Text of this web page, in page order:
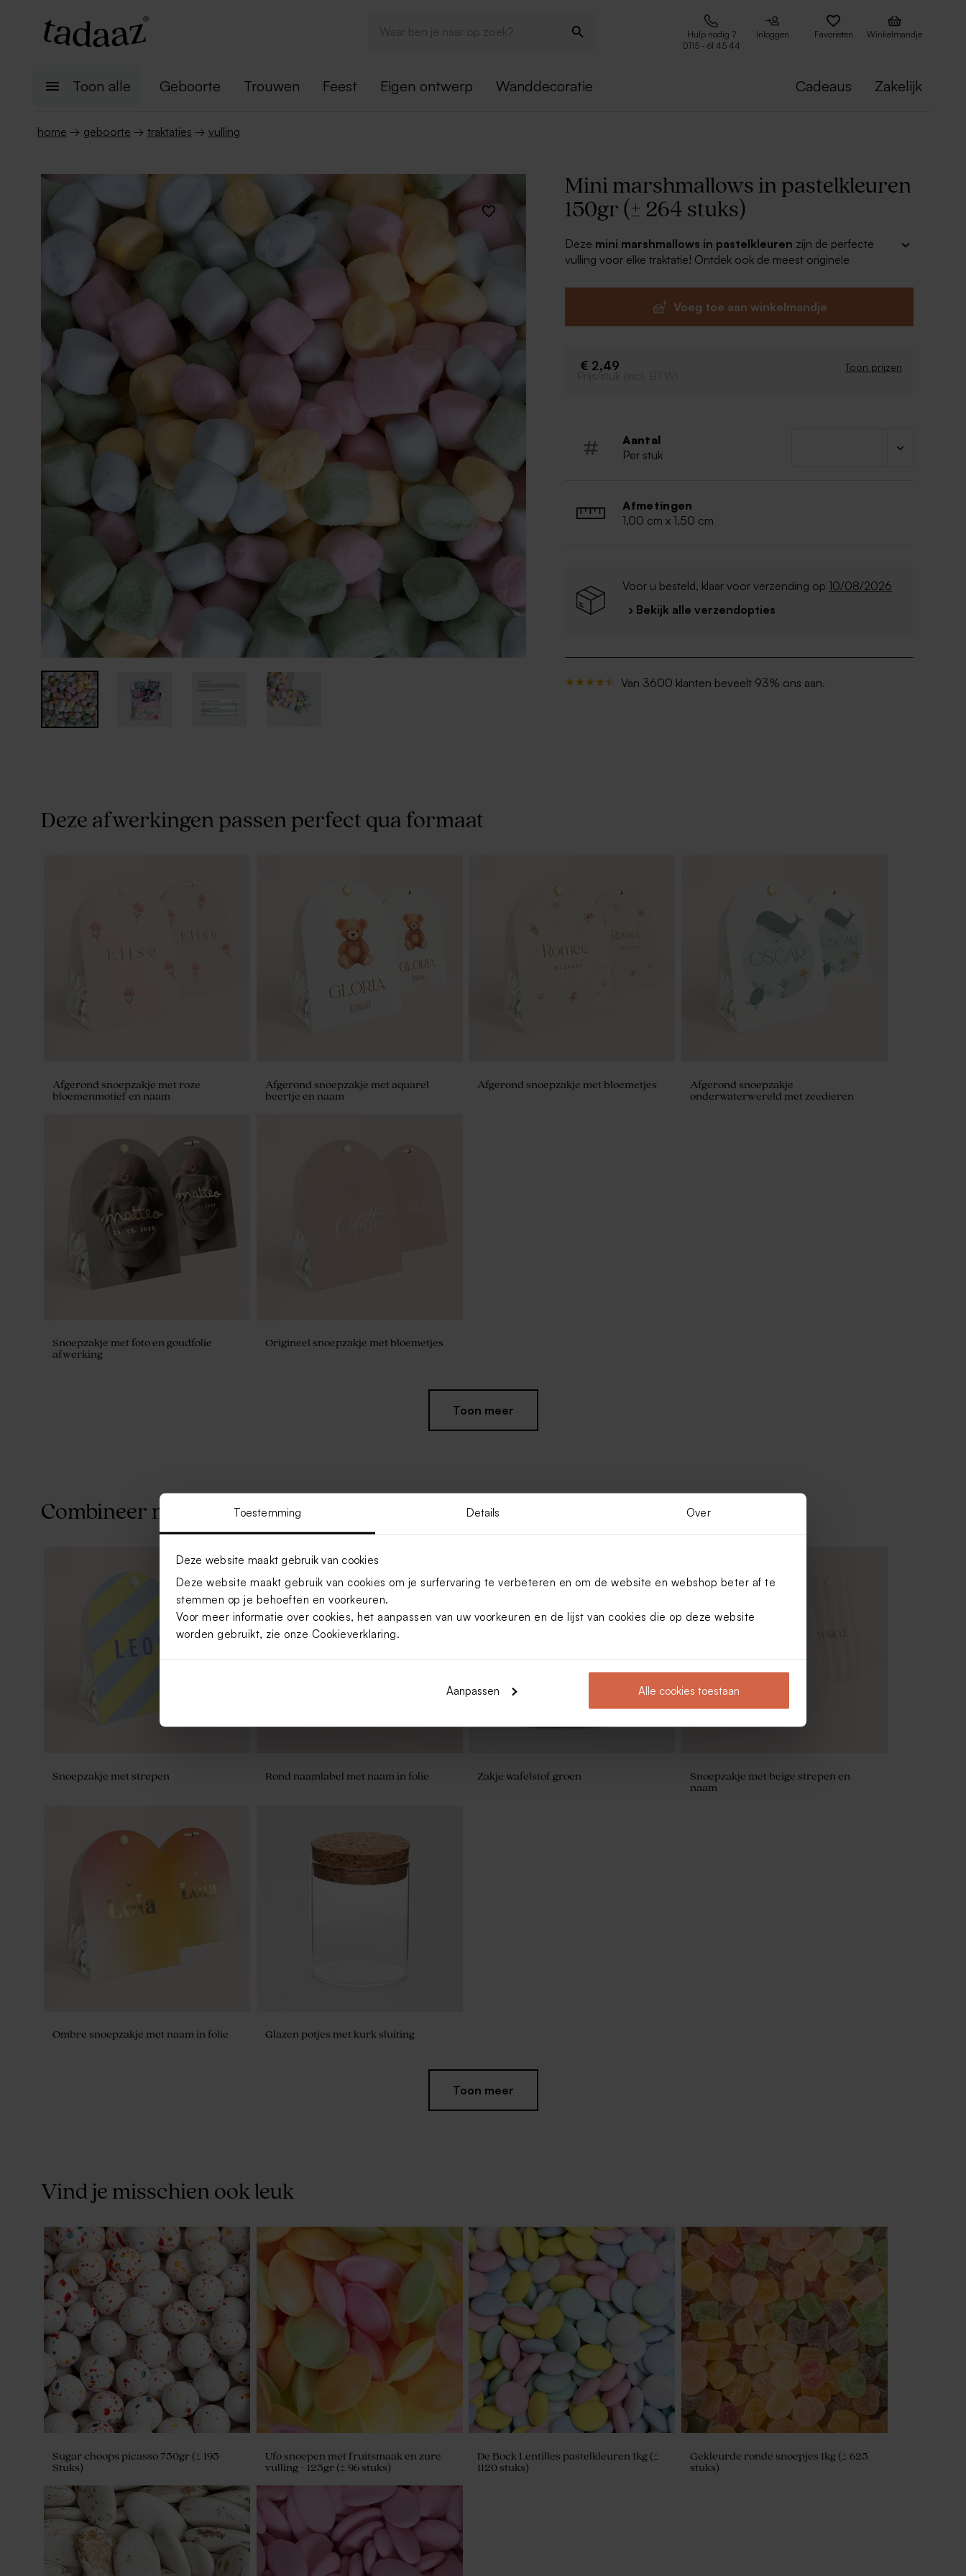
Toestemming Details Over
Deze website maakt gebruik van cookies
Deze website maakt gebruik van cookies om je surfervaring te verbeteren en om de website en webshop beter af te
stemmen op je behoeften en voorkeuren.
Voor meer informatie over cookies, het aanpassen van uw voorkeuren en de lijst van cookies die op deze website
worden gebruikt, zie onze Cookieverklaring.
Aanpassen Alle cookies toestaan
Hulp nodig ?
0115 - 61 45 44
Inloggen Favorieten Winkelmandje
Toon alle Geboorte Trouwen Feest Eigen ontwerp Wanddecoratie Cadeaus Zakelijk
home → geboorte → traktaties → vulling
Mini marshmallows in pastelkleuren
150gr (± 264 stuks)
Deze mini marshmallows in pastelkleuren zijn de perfecte
vulling voor elke traktatie! Ontdek ook de meest originele
marshmallows kunt verpakken. Jouw geboorte traktaties zullen
ongetwijfeld in de smaak vallen bij groot en klein!
Per zak van 150 gram
Voeg toe aan winkelmandje
€ 2,49 Toon prijzen
Prijs/stuk (incl. BTW)
Aantal
Per stuk
Afmetingen
1,00 cm x 1,50 cm
Voor u besteld, klaar voor verzending op10/08/2026
› Bekijk alle verzendopties
Van 3600 klanten beveelt 93% ons aan.
Deze afwerkingen passen perfect qua formaat
Afgerond snoepzakje met roze
bloemenmotief en naam
Afgerond snoepzakje met aquarel
beertje en naam
Afgerond snoepzakje met bloemetjes
Afgerond snoepzakje
onderwaterwereld met zeedieren
Snoepzakje met foto en goudfolie
afwerking
Origineel snoepzakje met bloemetjes
Snoepzakje met strepen en schaapje in
Afgerond snoepzakje met Dromerig
luchtballon en goudfolie
Hip snoepzakje met streepjes, naam en
Afgerond snoepzakje met ganzen
Afgerond snoepzakje met rosefolie,
roze strepen en strikje
Toon meer
Combineer met
Snoepzakje met strepen Rond naamlabel met naam in folie Zakje wafelstof groen
Snoepzakje met beige strepen en
naam
Ombre snoepzakje met naam in folie Glazen potjes met kurk sluiting
Sugar choops picasso 750gr (± 195
stuks)
Toon meer
Vind je misschien ook leuk
Sugar choops picasso 750gr (± 195
Stuks)
Ufo snoepen met fruitsmaak en zure
vulling - 125gr (± 96 stuks)
De Bock Lentilles pastelkleuren 1kg (±
1120 stuks)
Gekleurde ronde snoepjes 1kg (± 625
stuks)